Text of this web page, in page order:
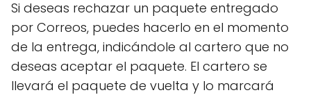
Si deseas rechazar un paquete entregado
por Correos, puedes hacerlo en el momento
de la entrega, indicándole al cartero que no
deseas aceptar el paquete. El cartero se
llevará el paquete de vuelta y lo marcará